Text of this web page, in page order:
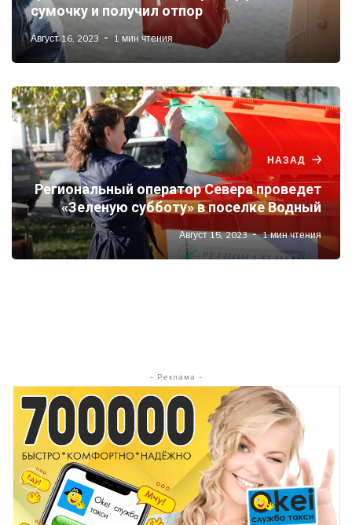
сумочку и получил отпор
Август 16, 2023 1 мин чтения
НАЗАД
Региональный оператор Севера проведет
«Зеленую субботу» в поселке Водный
Август 15, 2023 1 мин чтения
- Реклама -